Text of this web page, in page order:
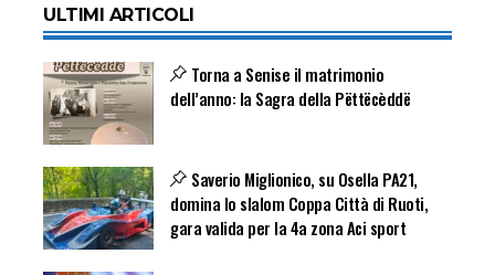
ULTIMI ARTICOLI
Torna a Senise il matrimonio
dell’anno: la Sagra della Pëttëcèddë
Saverio Miglionico, su Osella PA21,
domina lo slalom Coppa Città di Ruoti,
gara valida per la 4a zona Aci sport